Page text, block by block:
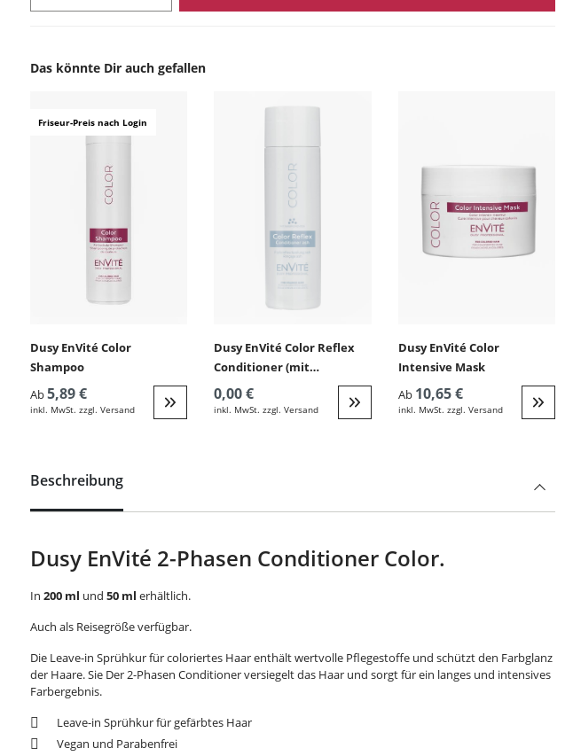
Das könnte Dir auch gefallen
Friseur-Preis nach Login
Dusy EnVité Color
Shampoo
Ab5,89 €
inkl. MwSt. zzgl. Versand Weiter zur Detail
Dusy EnVité Color Reflex
Conditioner (mit
Farbpigmenten)
0,00 €
inkl. MwSt. zzgl. Versand Weiter zur Detail
Dusy EnVité Color
Intensive Mask
Ab 10,65 €
inkl. MwSt. zzgl. Versand
Beschreibung
Dusy EnVité 2-Phasen Conditioner Color.
In 200 ml und 50 ml erhältlich.
Auch als Reisegröße verfügbar.
Die Leave-in Sprühkur für coloriertes Haar enthält wertvolle Pflegestoffe und schützt den Farbglanz
der Haare. Sie Der 2-Phasen Conditioner versiegelt das Haar und sorgt für ein langes und intensives
Farbergebnis.
Leave-in Sprühkur für gefärbtes Haar
Vegan und Parabenfrei